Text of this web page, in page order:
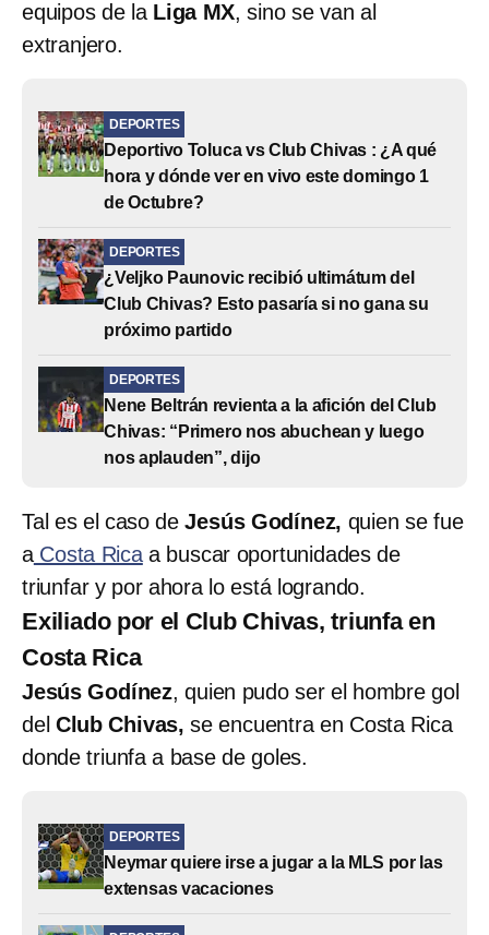
equipos de laLiga MX, sino se van al
extranjero.
DEPORTES
Deportivo Toluca vs Club Chivas : ¿A qué
hora y dónde ver en vivo este domingo 1
de Octubre?
DEPORTES
¿Veljko Paunovic recibió ultimátum del
Club Chivas? Esto pasaría si no gana su
próximo partido
DEPORTES
Nene Beltrán revienta a la afición del Club
Chivas: “Primero nos abuchean y luego
nos aplauden”, dijo
Tal es el caso deJesús Godínez, quien se fue
aCosta Ricaa buscar oportunidades de
triunfar y por ahora lo está logrando.
Exiliado por el Club Chivas, triunfa en
Costa Rica
Jesús Godínez, quien pudo ser el hombre gol
del Club Chivas,se encuentra en Costa Rica
donde triunfa a base de goles.
DEPORTES
Neymar quiere irse a jugar a la MLS por las
extensas vacaciones